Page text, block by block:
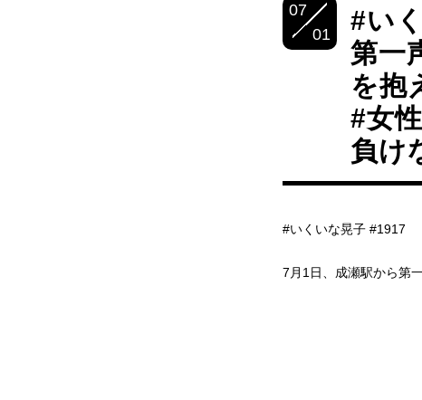
07
01
#い
第一
を抱
#女
負け
#いくいな晃子 #1917
7月1日、成瀬駅から第一